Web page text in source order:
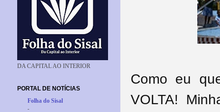
Como eu
VOLTA!
DA CAPITAL AO INTERIOR
PORTAL DE NOTÍCIAS
Folha do Sisal
-